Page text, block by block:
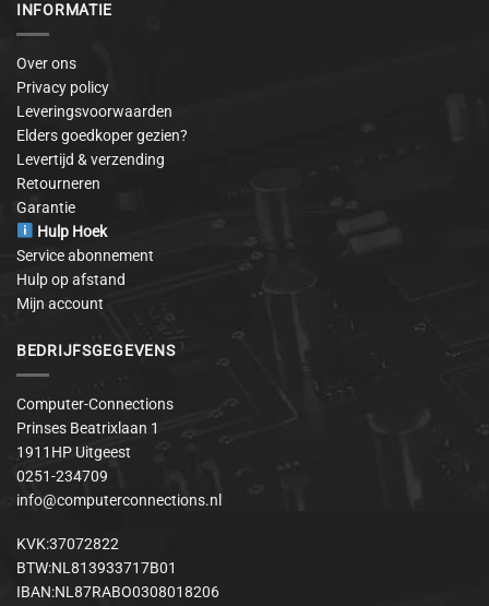
INFORMATIE
Over ons
Privacy policy
Leveringsvoorwaarden
Elders goedkoper gezien?
Levertijd & verzending
Retourneren
Garantie
Hulp Hoek
Service abonnement
Hulp op afstand
Mijn account
BEDRIJFSGEGEVENS
Computer-Connections
Prinses Beatrixlaan 1
1911HP Uitgeest
0251-234709
info@computerconnections.nl
KVK:37072822
BTW:NL813933717B01
IBAN:NL87RABO0308018206